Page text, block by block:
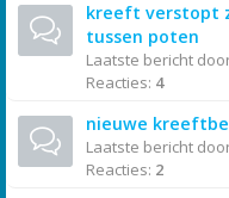
kreeft verstopt
tussen poten
Laatste bericht
Reacties: 4
nieuwe
Laatste bericht
Reacties: 2